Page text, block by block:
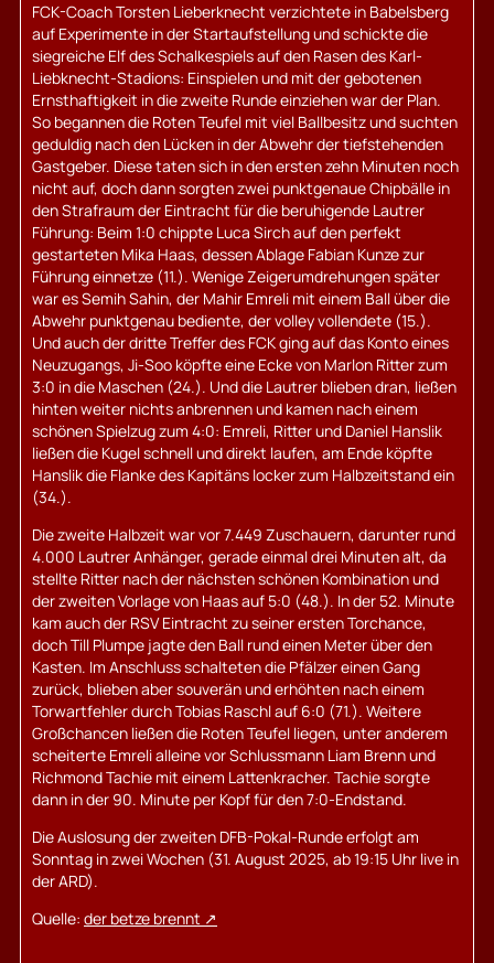
FCK-Coach Torsten Lieberknecht verzichtete in Babelsberg
auf Experimente in der Startaufstellung und schickte die
siegreiche Elf des Schalkespiels auf den Rasen des Karl-
Liebknecht-Stadions: Einspielen und mit der gebotenen
Ernsthaftigkeit in die zweite Runde einziehen war der Plan.
So begannen die Roten Teufel mit viel Ballbesitz und suchten
geduldig nach den Lücken in der Abwehr der tiefstehenden
Gastgeber. Diese taten sich in den ersten zehn Minuten noch
nicht auf, doch dann sorgten zwei punktgenaue Chipbälle in
den Strafraum der Eintracht für die beruhigende Lautrer
Führung: Beim 1:0 chippte Luca Sirch auf den perfekt
gestarteten Mika Haas, dessen Ablage Fabian Kunze zur
Führung einnetze (11.). Wenige Zeigerumdrehungen später
war es Semih Sahin, der Mahir Emreli mit einem Ball über die
Abwehr punktgenau bediente, der volley vollendete (15.).
Und auch der dritte Treffer des FCK ging auf das Konto eines
Neuzugangs, Ji-Soo köpfte eine Ecke von Marlon Ritter zum
3:0 in die Maschen (24.). Und die Lautrer blieben dran, ließen
hinten weiter nichts anbrennen und kamen nach einem
schönen Spielzug zum 4:0: Emreli, Ritter und Daniel Hanslik
ließen die Kugel schnell und direkt laufen, am Ende köpfte
Hanslik die Flanke des Kapitäns locker zum Halbzeitstand ein
(34.).
Die zweite Halbzeit war vor 7.449 Zuschauern, darunter rund
4.000 Lautrer Anhänger, gerade einmal drei Minuten alt, da
stellte Ritter nach der nächsten schönen Kombination und
der zweiten Vorlage von Haas auf 5:0 (48.). In der 52. Minute
kam auch der RSV Eintracht zu seiner ersten Torchance,
doch Till Plumpe jagte den Ball rund einen Meter über den
Kasten. Im Anschluss schalteten die Pfälzer einen Gang
zurück, blieben aber souverän und erhöhten nach einem
Torwartfehler durch Tobias Raschl auf 6:0 (71.). Weitere
Großchancen ließen die Roten Teufel liegen, unter anderem
scheiterte Emreli alleine vor Schlussmann Liam Brenn und
Richmond Tachie mit einem Lattenkracher. Tachie sorgte
dann in der 90. Minute per Kopf für den 7:0-Endstand.
Die Auslosung der zweiten DFB-Pokal-Runde erfolgt am
Sonntag in zwei Wochen (31. August 2025, ab 19:15 Uhr live in
der ARD).
Quelle: der betze brennt